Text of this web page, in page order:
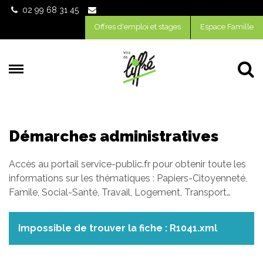
Gestion des traceurs
02 99 68 31 45
Offres d'emploi et stages Espace Famille
Démarches administratives
Accès au portail service-public.fr pour obtenir toute les
informations sur les thématiques : Papiers-Citoyenneté,
Famile, Social-Santé, Travail, Logement, Transport…
Impossible de trouver la fiche : R1041.xml